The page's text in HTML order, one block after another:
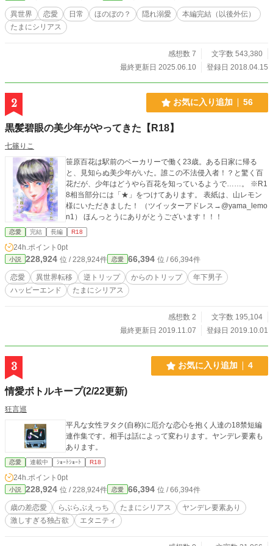
異世界 恋愛 日常 ほのぼの？ 隠れ溺愛
本編完結（以後外伝）
たまにシリアス
感想数 7
文字数 543,380
最終更新日 2025.06.10
登録日 2018.04.15
2 お気に入り追加 56
黒髪碧眼の美少年がやってきた【R18】
七篠りこ
笹原百花は駅前のベーカリーで働く23歳。ある日家に帰る
と、見知らぬ美少年がいた。誰この不法侵入者！？と驚く百
花だが、少年はどうやら百花を知っているようで……。 ※R1
8相当部分には「★」をつけてあります。 表紙は、山レモン
様にいただきました！ （ツイッターアドレス→@yama_lemo
n1） ほんっとうにありがとうございます！！！
恋愛 完結 長編 R18
24h.ポイント 0pt
小説 228,924 位 / 228,924件 恋愛 66,394 位 / 66,394件
恋愛 異世界転移 逆トリップ からのトリップ
年下男子
ハッピーエンド
たまにシリアス
感想数 2
文字数 195,104
最終更新日 2019.11.07
登録日 2019.10.01
3 お気に入り追加 4
情愛ボトルキープ(2/22更新)
狂言巡
平凡な女性ヲタク(自称)に厄介な恋心を抱く人達の18禁短編
連作集です。相手は話によって変わります。ヤンデレ要素も
あります。
恋愛 連載中 ｼｮｰﾄｼｮｰﾄ R18
24h.ポイント 0pt
小説 228,924 位 / 228,924件 恋愛 66,394 位 / 66,394件
歳の差恋愛 らぶらぶえっち たまにシリアス
ヤンデレ要素あり
激しすぎる独占欲
エタニティ